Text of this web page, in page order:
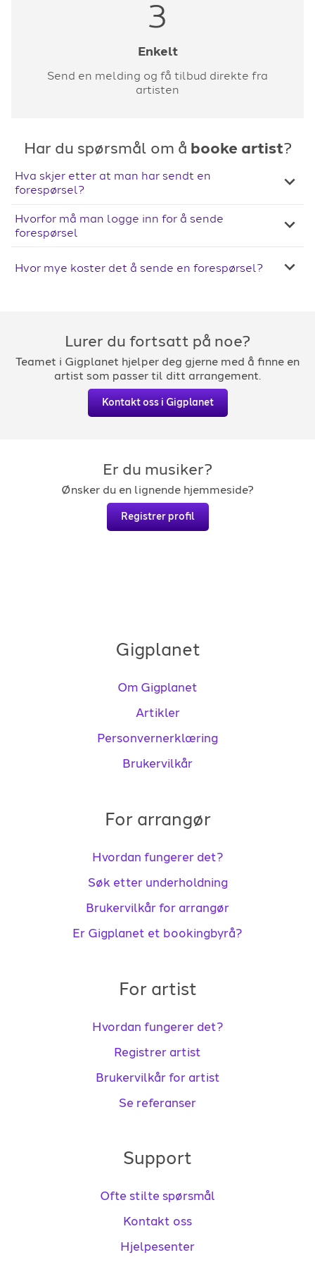
3
Enkelt
Send en melding og få tilbud direkte fra
artisten
Har du spørsmål om å booke artist?
Hva skjer etter at man har sendt en
forespørsel?
Hvorfor må man logge inn for å sende
forespørsel
Hvor mye koster det å sende en forespørsel?
Lurer du fortsatt på noe?
Teamet i Gigplanet hjelper deg gjerne med å finne en
artist som passer til ditt arrangement.
Kontakt oss i Gigplanet
Er du musiker?
Ønsker du en lignende hjemmeside?
Registrer profil
Gigplanet
Om Gigplanet
Artikler
Personvernerklæring
Brukervilkår
For arrangør
Hvordan fungerer det?
Søk etter underholdning
Brukervilkår for arrangør
Er Gigplanet et bookingbyrå?
For artist
Hvordan fungerer det?
Registrer artist
Brukervilkår for artist
Se referanser
Support
Ofte stilte spørsmål
Kontakt oss
Hjelpesenter